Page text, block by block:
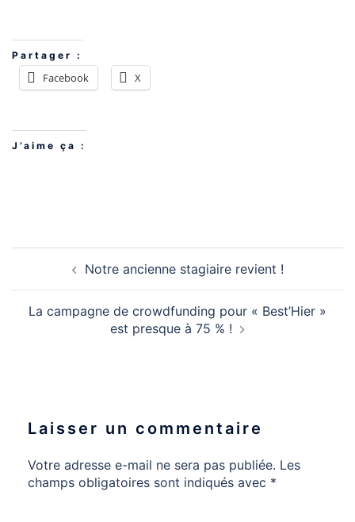
Partager :
Facebook X
J’aime ça :
Notre ancienne stagiaire revient !
La campagne de crowdfunding pour « Best’Hier »
est presque à 75 % !
Laisser un commentaire
Votre adresse e-mail ne sera pas publiée. Les
champs obligatoires sont indiqués avec *